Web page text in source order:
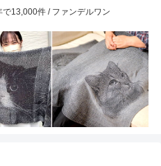
13,000件 / ファンデルワン